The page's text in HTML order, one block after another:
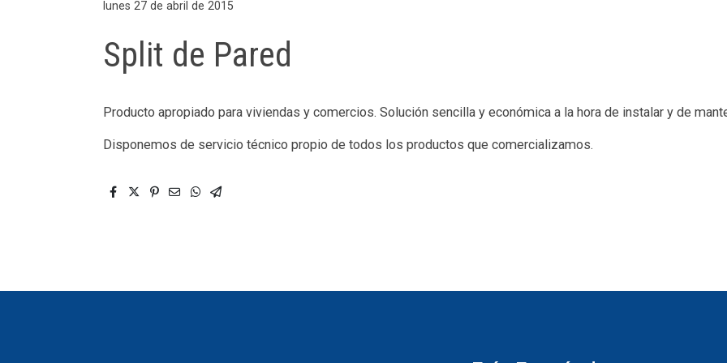
lunes 27 de abril de 2015
Split de Pared
Producto apropiado para viviendas y comercios. Solución sencilla y económica a la hora de instalar y de
Disponemos de servicio técnico propio de todos los productos que comercializamos.